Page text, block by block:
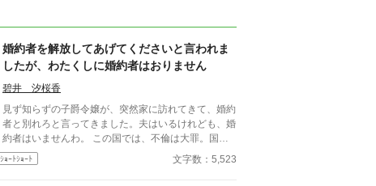
婚約者を解放してあげてくださいと言われま
したが、わたくしに婚約者はおりません
碧井 汐桜香
見ず知らずの子爵令嬢が、突然家に訪れてきて、婚約
者と別れろと言ってきました。夫はいるけれども、婚
約者はいませんわ。 この国では、不倫は大罪。国教
の教義に反するため、むち打ちの上、国外追放になり
ます。 話を擦り合わせていると、夫が帰ってき
ｼｮｰﾄｼｮｰﾄ 文字数：5,523